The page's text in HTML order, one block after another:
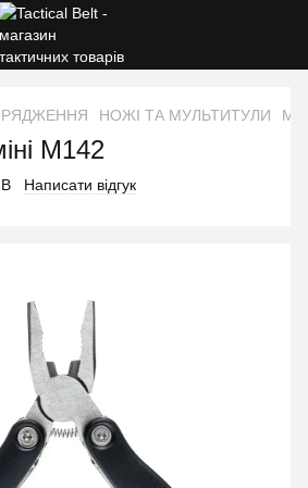
НОЖІ ТА МУЛЬТИТУЛИ
M142
Написати відгук